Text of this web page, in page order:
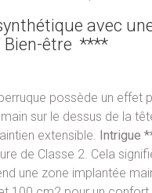
avec
Bien-être ****
possède un effet
sur le dessus de la
extensible. Intrigue
de Classe 2. Cela
une zone implantée